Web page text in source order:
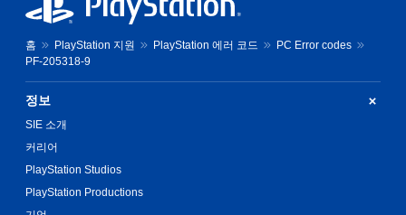
홈 PlayStation 지원 PlayStation 에러 코드
PC Error codes
PF-205318-9
정보
SIE 소개
커리어
PlayStation Studios
PlayStation Productions